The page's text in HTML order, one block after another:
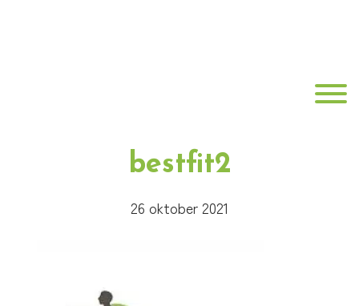
bestfit2
26 oktober 2021